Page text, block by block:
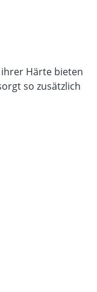
Härte bieten
so zusätzlich